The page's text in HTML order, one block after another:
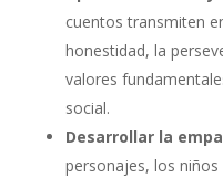
cuentos transmiten
honestidad, la
valores
social.
Desarrollar la
personajes, los